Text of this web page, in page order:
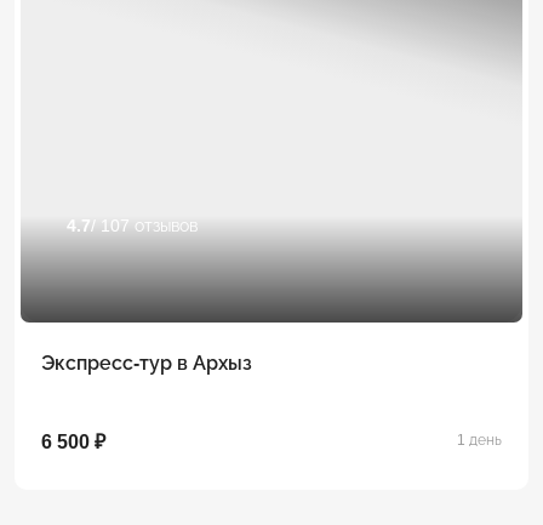
4.7/ 107 отзывов
Экспресс-тур в Архыз
6 500 ₽ 1 день